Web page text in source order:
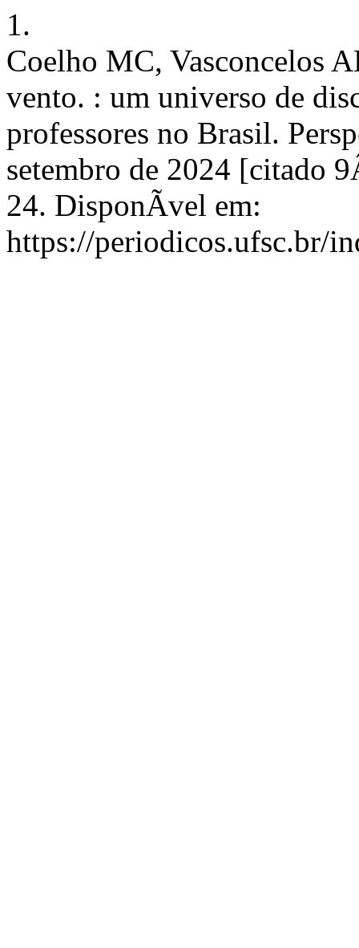
1.
Coelho MC, Vasconcelos
vento. : um universo de
professores no Brasil.
setembro de 2024 [citado
24. DisponÃ­vel em:
https://periodicos.ufsc.br/